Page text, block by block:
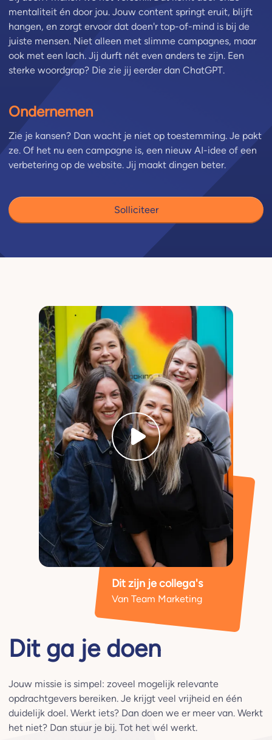
mentaliteit én door jou. Jouw content springt eruit, blijft
hangen, en zorgt ervoor dat doen'r top-of-mind is bij de
juiste mensen. Niet alleen met slimme campagnes, maar
ook met een lach. Jij durft nét even anders te zijn. Een
sterke woordgrap? Die zie jij eerder dan ChatGPT.
Ondernemen
Zie je kansen? Dan wacht je niet op toestemming. Je pakt
ze. Of het nu een campagne is, een nieuw AI-idee of een
verbetering op de website. Jij maakt dingen beter.
Solliciteer
Dit zijn je collega's
van Team Marketing
Dit ga je doen
Jouw missie is simpel: zoveel mogelijk relevante
opdrachtgevers bereiken. Je krijgt veel vrijheid en één
duidelijk doel. Werkt iets? Dan doen we er meer van. Werkt
het niet? Dan stuur je bij. Tot het wél werkt.